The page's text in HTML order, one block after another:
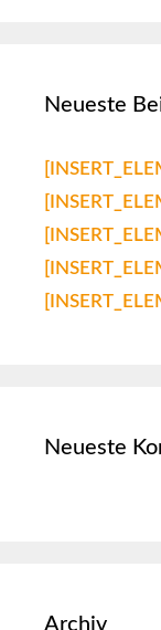
Neueste
Neueste
Archiv